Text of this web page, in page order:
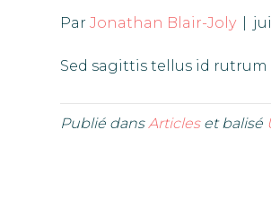
ParJonathan Blair-Joly
Sed sagittis tellus id rutrum
Publié dansArticleset balisé